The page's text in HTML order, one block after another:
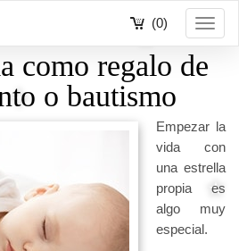
(0)
como regalo de
o bautismo
Empezar la
vida con
una estrella
propia es
algo muy
especial.